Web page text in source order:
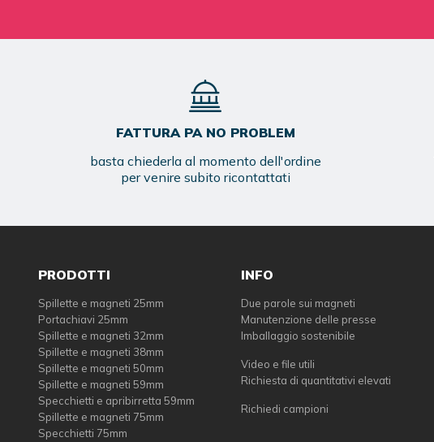
FATTURA PA NO PROBLEM
basta chiederla al momento dell'ordine
per venire subito ricontattati
PRODOTTI
Spillette e magneti 25mm
Portachiavi 25mm
Spillette e magneti 32mm
Spillette e magneti 38mm
Spillette e magneti 50mm
Spillette e magneti 59mm
Specchietti e apribirretta 59mm
Spillette e magneti 75mm
Specchietti 75mm
INFO
Due parole sui magneti
Manutenzione delle presse
Imballaggio sostenibile
Video e file utili
Richiesta di quantitativi elevati
Richiedi campioni